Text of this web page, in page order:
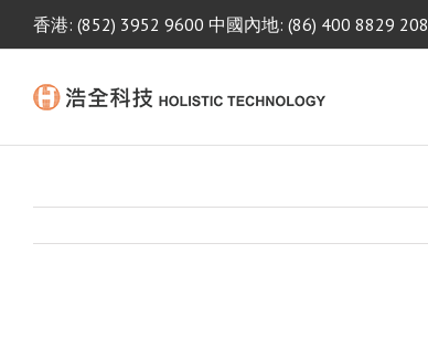
香港: (852) 3952 9600 中國內地: (86) 400 8829 208